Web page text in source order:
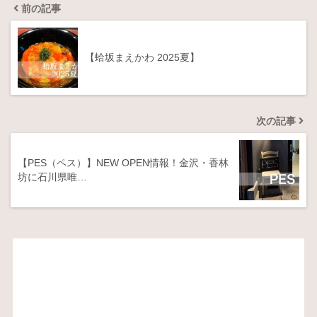
前の記事
【蛤坂まえかわ 2025夏】
次の記事
【PES（ペス）】NEW OPEN情報！金沢・香林
坊に石川県唯…